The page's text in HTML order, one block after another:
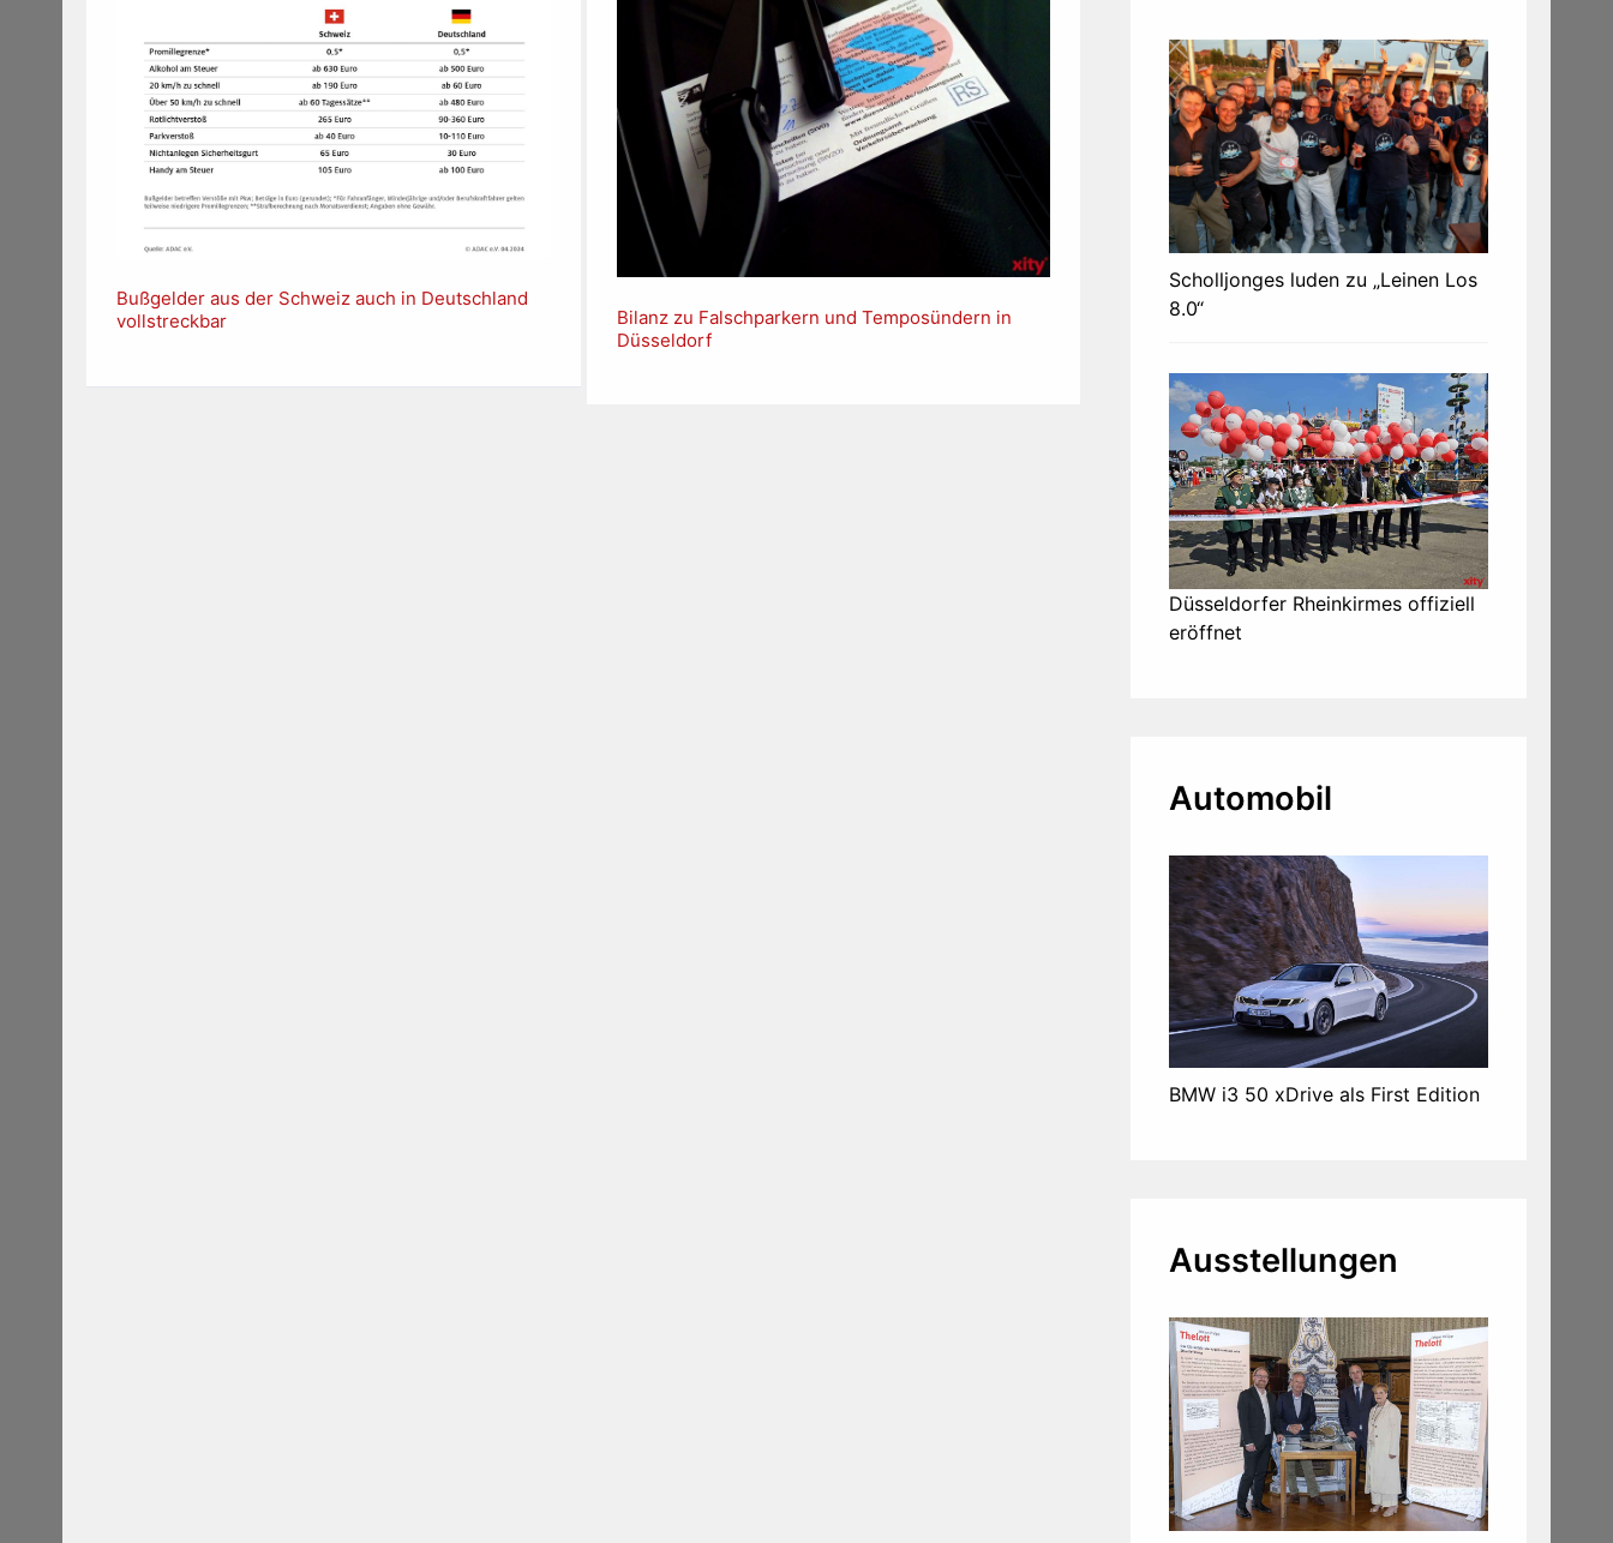
Bußgelder aus der Schweiz auch in Deutschland
vollstreckbar
Bilanz zu Falschparkern und Temposündern in
Düsseldorf
Scholljonges luden zu „Leinen Los
8.0“
Düsseldorfer Rheinkirmes offiziell
eröffnet
Automobil
BMW i3 50 xDrive als First Edition
Ausstellungen